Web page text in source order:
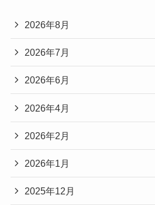
2026年8月
2026年7月
2026年6月
2026年4月
2026年2月
2026年1月
2025年12月